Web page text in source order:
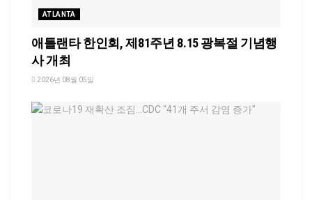
ATLANTA
애틀랜타 한인회, 제81주년 8.15 광복절 기념행
사 개최
2026년 08월 05일